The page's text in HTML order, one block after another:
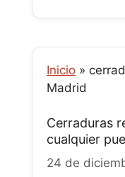
Inicio »
Madrid
Cerraduras
cualquier
24 de